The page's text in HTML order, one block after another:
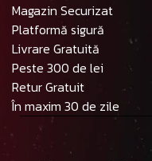
Magazin Securizat
Platformă sigură
Livrare Gratuită
Peste 300 de lei
Retur Gratuit
În maxim 30 de zile